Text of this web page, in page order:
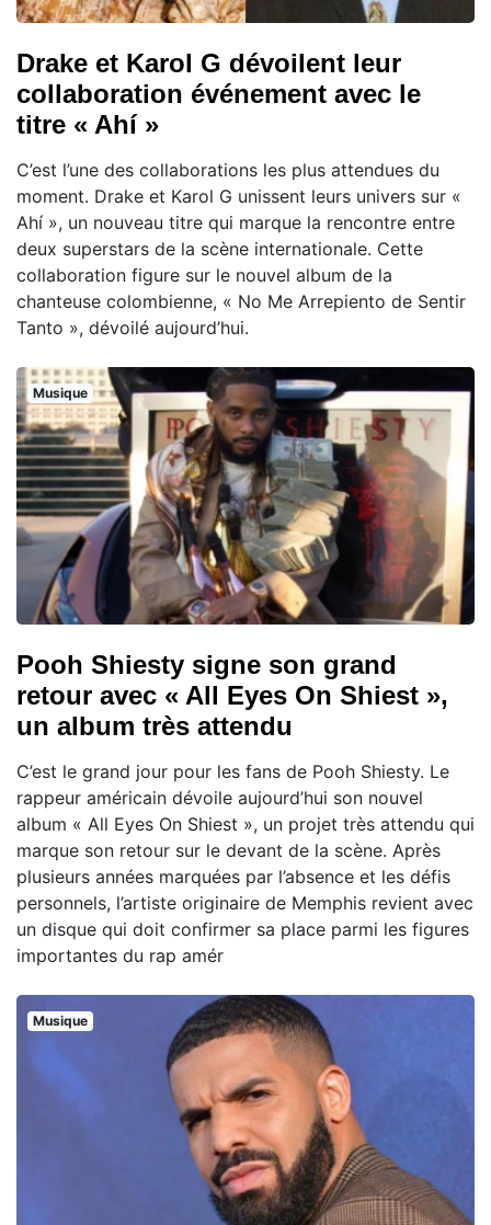
Drake et Karol G dévoilent leur
collaboration événement avec le
titre « Ahí »
C’est l’une des collaborations les plus attendues du
moment. Drake et Karol G unissent leurs univers sur «
Ahí », un nouveau titre qui marque la rencontre entre
deux superstars de la scène internationale. Cette
collaboration figure sur le nouvel album de la
chanteuse colombienne, « No Me Arrepiento de Sentir
Tanto », dévoilé aujourd’hui.
Musique
Pooh Shiesty signe son grand
retour avec « All Eyes On Shiest »,
un album très attendu
C’est le grand jour pour les fans de Pooh Shiesty. Le
rappeur américain dévoile aujourd’hui son nouvel
album « All Eyes On Shiest », un projet très attendu qui
marque son retour sur le devant de la scène. Après
plusieurs années marquées par l’absence et les défis
personnels, l’artiste originaire de Memphis revient avec
un disque qui doit confirmer sa place parmi les figures
importantes du rap amér
Musique